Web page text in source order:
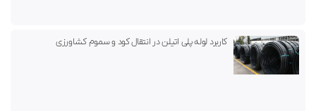
کاربرد لوله پلی اتیلن در انتقال کود و سموم کشاورزی